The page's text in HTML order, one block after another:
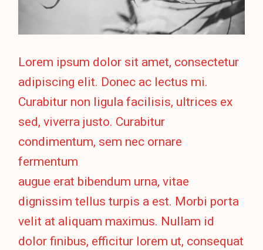
Lorem ipsum dolor sit amet, consectetur
adipiscing elit. Donec ac lectus mi.
Curabitur non ligula facilisis, ultrices ex
sed, viverra justo. Curabitur
condimentum, sem nec ornare
fermentum
augue erat bibendum urna, vitae
dignissim tellus turpis a est. Morbi porta
velit at aliquam maximus. Nullam id
dolor finibus, efficitur lorem ut, consequat